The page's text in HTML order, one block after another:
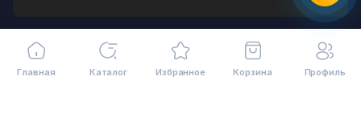
Главная Каталог Избранное Корзина Профиль